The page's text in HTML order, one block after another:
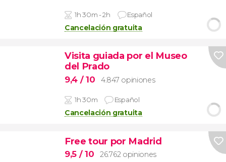
1h 30m - 2h Español
Cancelación gratuita
Visita guiada por el Museo
del Prado
9,4 / 10 4.847 opiniones
1h 30m Español
Cancelación gratuita
Free tour por Madrid
9,5 / 10 26.762 opiniones